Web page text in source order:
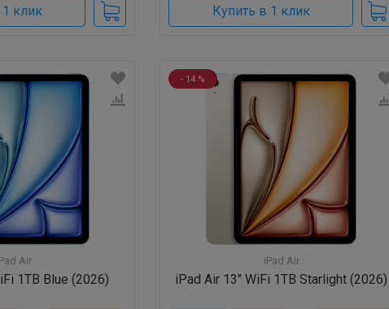
клик Купить в 1 клик
Air
1TB Blue (2026)
- 14 %
iPad Air
iPad Air 13" WiFi 1TB Starlight (2026)